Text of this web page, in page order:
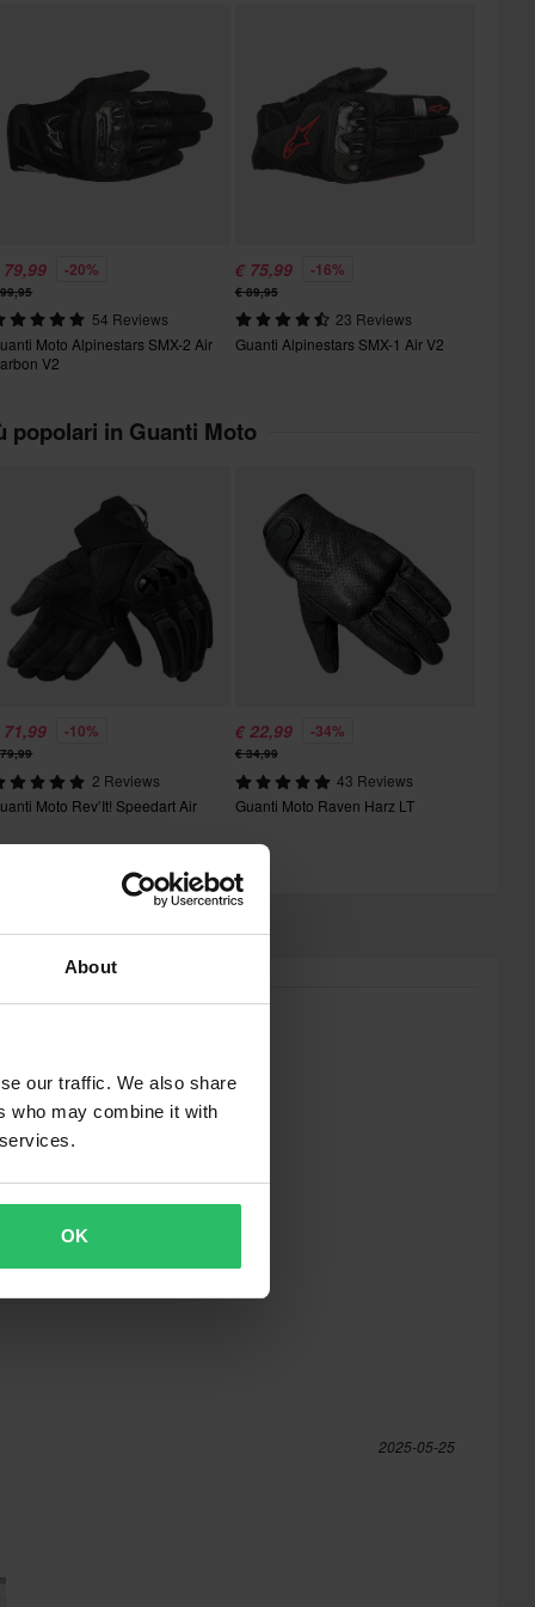
About
our traffic. We also share
who may combine it with
OK
-20%
54 Reviews
Moto Alpinestars SMX-2 Air
V2
€ 75,99 -16%
€ 89,95
23 Reviews
Guanti Alpinestars SMX-1 Air V2
popolari in Guanti Moto
-10%
2 Reviews
Moto Rev’It! Speedart Air
€ 22,99 -34%
€ 34,99
43 Reviews
Guanti Moto Raven Harz LT
2025-05-25